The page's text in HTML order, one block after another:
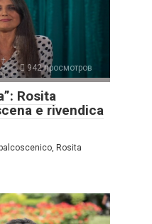
942 просмотров
Rosita
e rivendica
Rosita